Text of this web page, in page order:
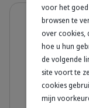
voor het
browsen te
over cookies,
hoe u hun
de volgende
site voort te
cookies
mijn